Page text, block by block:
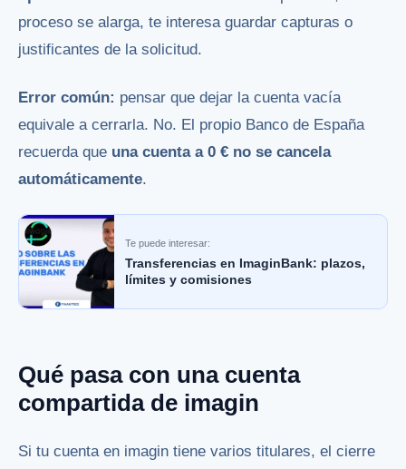
proceso se alarga, te interesa guardar capturas o
justificantes de la solicitud.
Error común: pensar que dejar la cuenta vacía
equivale a cerrarla. No. El propio Banco de España
recuerda que una cuenta a 0 € no se cancela
automáticamente.
Te puede interesar:
Transferencias en ImaginBank: plazos,
límites y comisiones
Qué pasa con una cuenta
compartida de imagin
Si tu cuenta en imagin tiene varios titulares, el cierre